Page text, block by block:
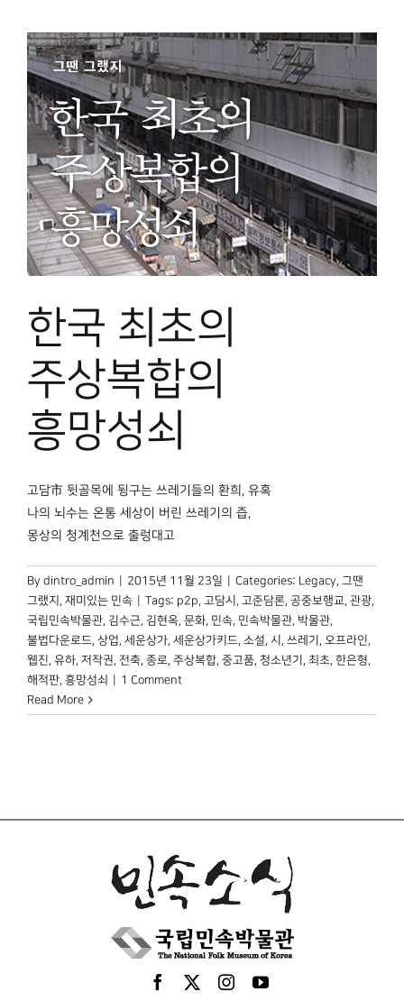
한국 최초의
주상복합의
흥망성쇠
고담市 뒷골목에 뒹구는 쓰레기들의 환희, 유혹
나의 뇌수는 온통 세상이 버린 쓰레기의 즙,
몽상의 청계천으로 출렁대고
By dintro_admin 2015년 11월 23일 Categories: Legacy, 그땐
그랬지 , 재미있는 민속 Tags: p2p, 고담시 , 고준담론, 공중보행교, 관광,
국립민속박물관, 김수근, 김현옥, 문화, 민속, 민속박물관, 박물관,
불법다운로드, 상업, 세운상가, 세운상가키드, 소설, 시 , 쓰레기 , 오프라인,
웹진, 유하, 저작권, 전축, 종로, 주상복합, 중고품, 청소년기 , 최초, 한은형,
해적판, 흥망성쇠
1 Comment
Read More